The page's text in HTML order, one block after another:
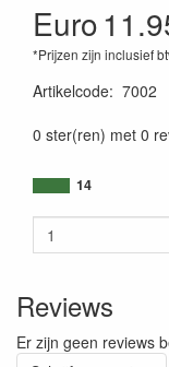
Euro
*Prijzen zijn inclusief
Artikelcode: 7002
0 ster(ren) met 0
14
Reviews
Er zijn geen reviews